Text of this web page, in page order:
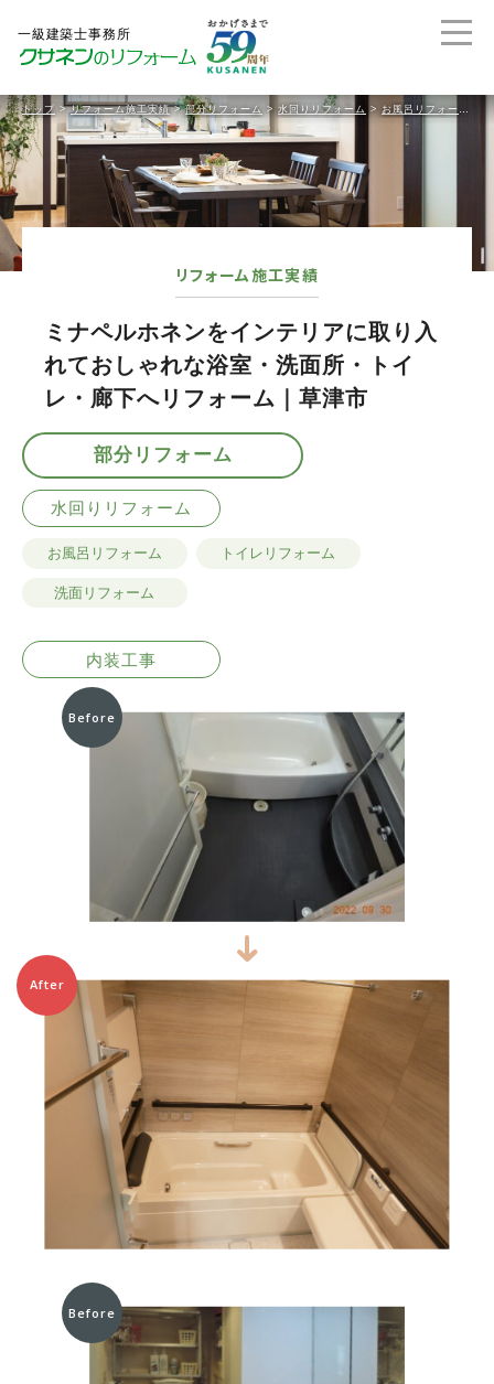
トップ >リフォーム施工実績>部分リフォーム > 水回りリフォーム > お風呂リフォーム
リフォーム施工実績
ミナペルホネンをインテリアに取り入
れておしゃれな浴室・洗面所・トイ
レ・廊下へリフォーム｜草津市
部分リフォーム
水回りリフォーム
お風呂リフォーム トイレリフォーム
洗面リフォーム
内装工事
Before
After
Before